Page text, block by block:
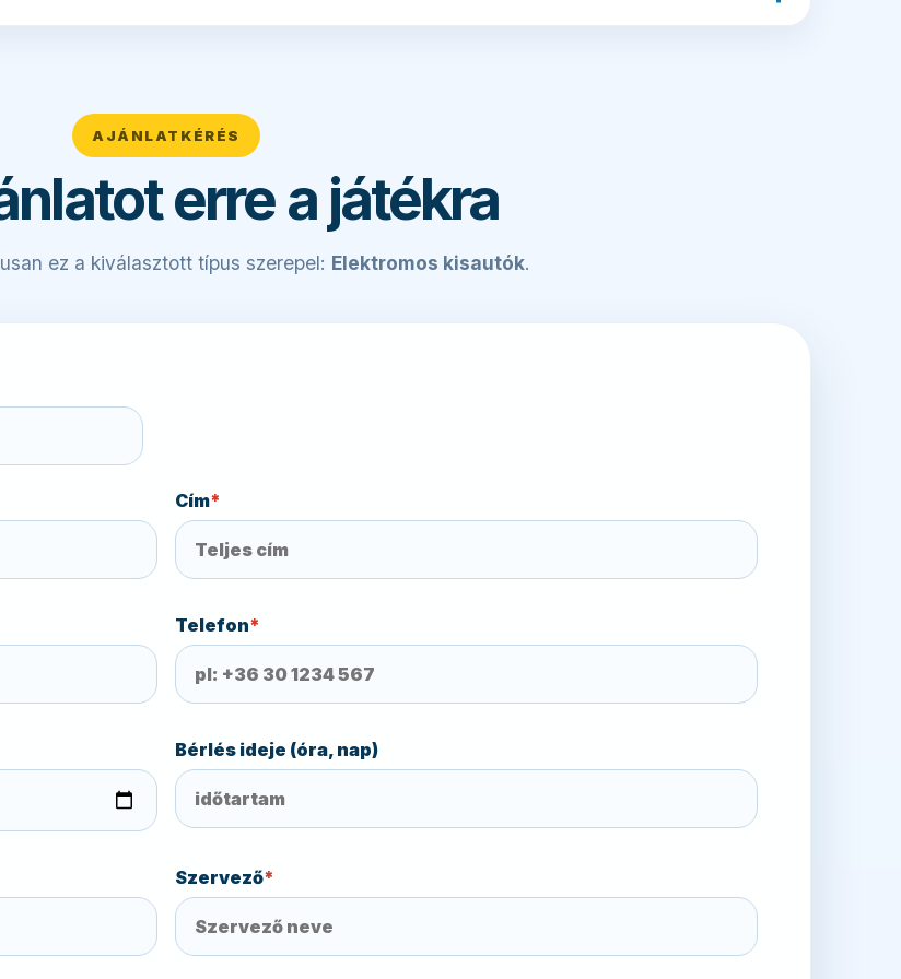
AJÁNLATKÉRÉS
erre a játékra
ez a kiválasztott típus szerepel: Elektromos kisautók.
Cím*
Telefon*
Bérlés ideje (óra, nap)
Szervező*